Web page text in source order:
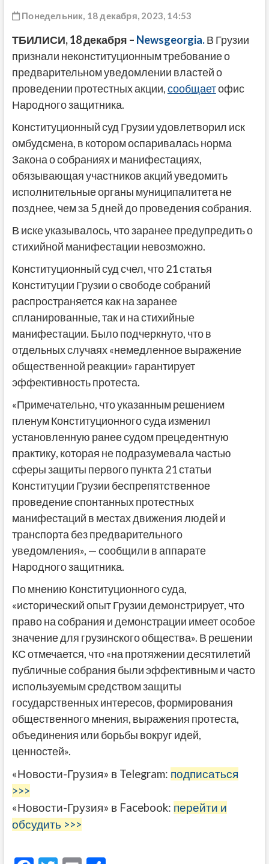
Понедельник, 18 декабря, 2023, 14:53
ТБИЛИСИ, 18 декабря – Newsgeorgia.В Грузии
признали неконституционным требование о
предварительном уведомлении властей о
проведении протестных акции,сообщаетофис
Народного защитника.
Конституционный суд Грузии удовлетворил иск
омбудсмена, в котором оспаривалась норма
Закона о собраниях и манифестациях,
обязывающая участников акций уведомить
исполнительные органы муниципалитета не
позднее, чем за 5 дней до проведения собрания.
В иске указывалось, что заранее предупредить о
стихийной манифестации невозможно.
Конституционный суд счел, что 21 статья
Конституции Грузии о свободе собраний
распространяется как на заранее
спланированные, так и на стихийные
манифестации. Было подчеркнуто, что в
отдельных случаях «немедленное выражение
общественной реакции» гарантирует
эффективность протеста.
«Примечательно, что указанным решением
пленум Конституционного суда изменил
установленную ранее судом прецедентную
практику, которая не подразумевала частью
сферы защиты первого пункта 21 статьи
Конституции Грузии беспрепятственное
проведение спонтанных протестных
манифестаций в местах движения людей и
транспорта без предварительного
уведомления», — сообщили в аппарате
Народного защитника.
По мнению Конституционного суда,
«исторический опыт Грузии демонстрирует, что
право на собрания и демонстрации имеет особое
значение для грузинского общества». В решении
КС отмечается, что «на протяжении десятилетий
публичные собрания были эффективным и часто
используемым средством защиты
государственных интересов, формирования
общественного мнения, выражения протеста,
объединения или борьбы вокруг идей,
ценностей».
«Новости-Грузия» в Telegram: подписаться
>>>
«Новости-Грузия» в Facebook: перейти и
обсудить >>>